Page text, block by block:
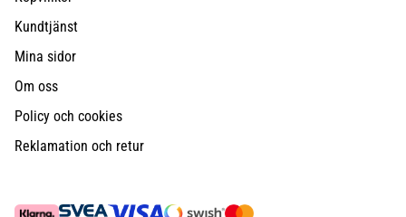
Kundtjänst
Mina sidor
Om oss
Policy och cookies
Reklamation och retur